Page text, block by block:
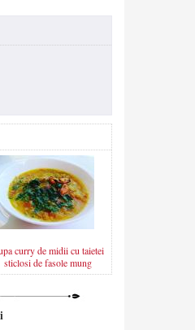
curry de midii cu taietei
sticlosi de fasole mung